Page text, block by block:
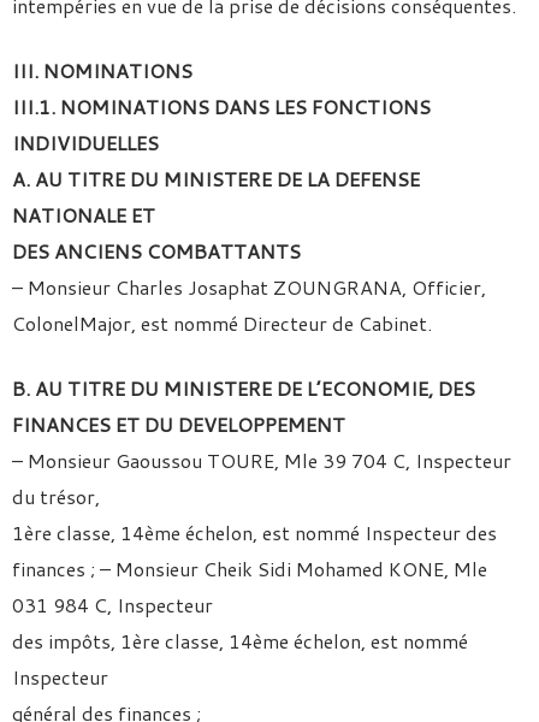
III. NOMINATIONS
III.1. NOMINATIONS DANS LES FONCTIONS
INDIVIDUELLES
A. AU TITRE DU MINISTERE DE LA DEFENSE
NATIONALE ET
DES ANCIENS COMBATTANTS
– Monsieur Charles Josaphat ZOUNGRANA, Officier,
ColonelMajor, est nommé Directeur de Cabinet.
B. AU TITRE DU MINISTERE DE L’ECONOMIE, DES
FINANCES ET DU DEVELOPPEMENT
– Monsieur Gaoussou TOURE, Mle 39 704 C, Inspecteur
du trésor,
1ère classe, 14ème échelon, est nommé Inspecteur des
finances ; – Monsieur Cheik Sidi Mohamed KONE, Mle
031 984 C, Inspecteur
des impôts, 1ère classe, 14ème échelon, est nommé
Inspecteur
général des finances ;